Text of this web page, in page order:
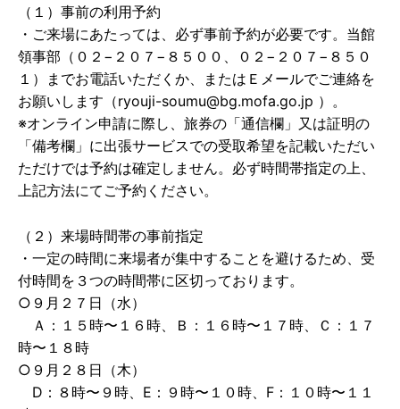
（１）事前の利用予約
・ご来場にあたっては、必ず事前予約が必要です。当館
領事部（０２−２０７−８５００、０２−２０７−８５０
１）までお電話いただくか、またはＥメールでご連絡を
お願いします（ryouji-soumu@bg.mofa.go.jp ）。
※オンライン申請に際し、旅券の「通信欄」又は証明の
「備考欄」に出張サービスでの受取希望を記載いただい
ただけでは予約は確定しません。必ず時間帯指定の上、
上記方法にてご予約ください。
（２）来場時間帯の事前指定
・一定の時間に来場者が集中することを避けるため、受
付時間を３つの時間帯に区切っております。
○９月２７日（水）
Ａ：１５時〜１６時、Ｂ：１６時〜１７時、Ｃ：１７
時〜１８時
○９月２８日（木）
D：８時〜９時、E：９時〜１０時、F：１０時〜１１